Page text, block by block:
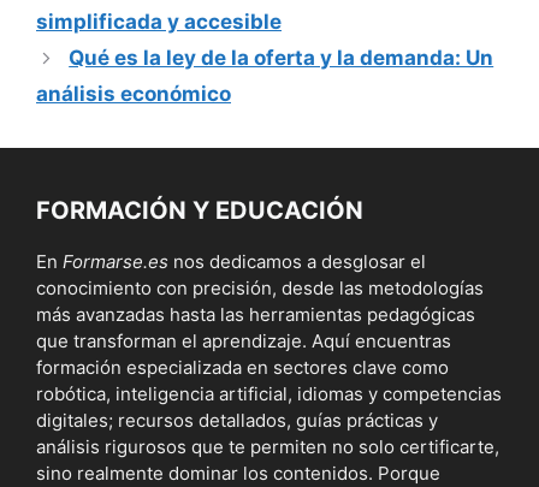
simplificada y accesible
Qué es la ley de la oferta y la demanda: Un
análisis económico
FORMACIÓN Y EDUCACIÓN
En Formarse.es nos dedicamos a desglosar el
conocimiento con precisión, desde las metodologías
más avanzadas hasta las herramientas pedagógicas
que transforman el aprendizaje. Aquí encuentras
formación especializada en sectores clave como
robótica, inteligencia artificial, idiomas y competencias
digitales; recursos detallados, guías prácticas y
análisis rigurosos que te permiten no solo certificarte,
sino realmente dominar los contenidos. Porque